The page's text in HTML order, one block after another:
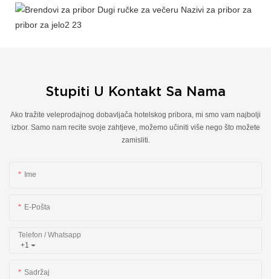
Stupiti U Kontakt Sa Nama
Ako tražite veleprodajnog dobavljača hotelskog pribora, mi smo vam najbolji
izbor. Samo nam recite svoje zahtjeve, možemo učiniti više nego što možete
zamisliti.
Ime
E-Pošta
+1
Telefon / Whatsapp
Sadržaj